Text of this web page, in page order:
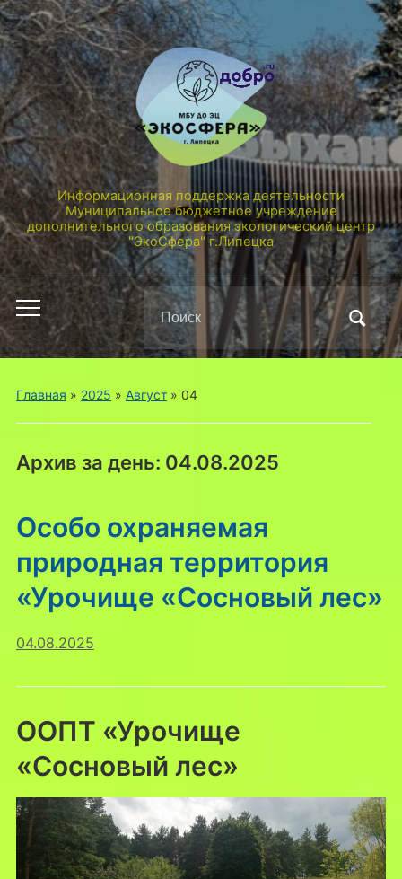
Информационная поддержка деятельности
Муниципальное бюджетное учреждение
дополнительного образования экологический центр
"ЭкоСфера" г.Липецка
Переключить
мобильное
меню
Поиск
по:
Главная » 2025 » Август» 04
Архив за день: 04.08.2025
Особо охраняемая
природная территория
«Урочище «Сосновый лес»
04.08.2025
ООПТ «Урочище
«Сосновый лес»